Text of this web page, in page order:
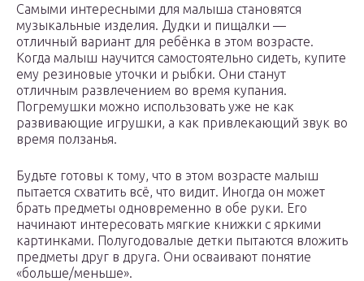
Самыми интересными для малыша становятся
музыкальные изделия. Дудки и пищалки —
отличный вариант для ребёнка в этом возрасте.
Когда малыш научится самостоятельно сидеть, купите
ему резиновые уточки и рыбки. Они станут
отличным развлечением во время купания.
Погремушки можно использовать уже не как
развивающие игрушки, а как привлекающий звук во
время ползанья.
Будьте готовы к тому, что в этом возрасте малыш
пытается схватить всё, что видит. Иногда он может
брать предметы одновременно в обе руки. Его
начинают интересовать мягкие книжки с яркими
картинками. Полугодовалые детки пытаются вложить
предметы друг в друга. Они осваивают понятие
«больше/меньше».